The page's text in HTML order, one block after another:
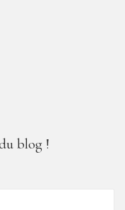
blog !